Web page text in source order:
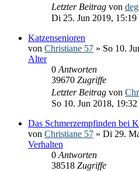
Letzter Beitrag von
Di 25. Jun 2019, 15:19
Katzensenioren
von Christiane 57 » So 10.
Alter
0 Antworten
39670 Zugriffe
Letzter Beitrag von
So 10. Jun 2018, 19:32
Das Schmerzempfinden bei
von Christiane 57 » Di 29.
Verhalten
0 Antworten
38518 Zugriffe